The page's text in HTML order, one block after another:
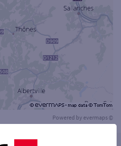
Powered by evermaps ©